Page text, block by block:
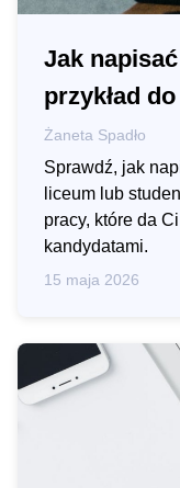
Jak
przykład
Żaneta Spadło
Sprawdź, jak
liceum lub
pracy, które da
kandydatami.
15 maja 2026